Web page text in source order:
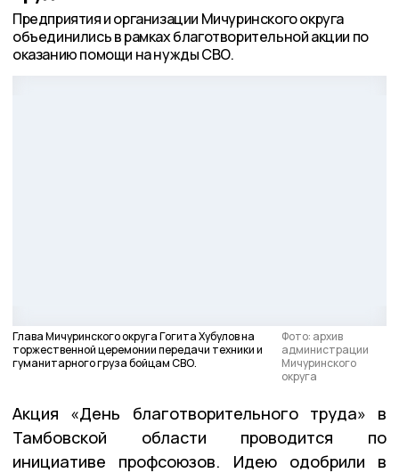
Предприятия и организации Мичуринского округа
объединились в рамках благотворительной акции по
оказанию помощи на нужды СВО.
Глава Мичуринского округа Гогита Хубулов на
торжественной церемонии передачи техники и
гуманитарного груза бойцам СВО.
Фото: архив
администрации
Мичуринского
округа
Акция «День благотворительного труда» в
Тамбовской области проводится по
инициативе профсоюзов. Идею одобрили в